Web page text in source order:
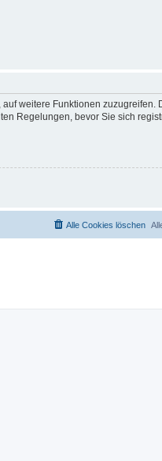
weitere Funktionen zuzugreifen.
Regelungen, bevor Sie sich
Alle Cookies löschen